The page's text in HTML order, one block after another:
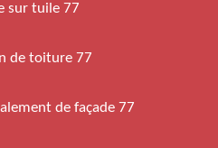
sur tuile 77
de toiture 77
de façade 77